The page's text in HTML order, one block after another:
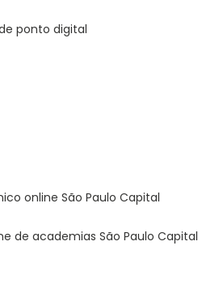
ponto digital
online São Paulo Capital
de academias São Paulo Capital